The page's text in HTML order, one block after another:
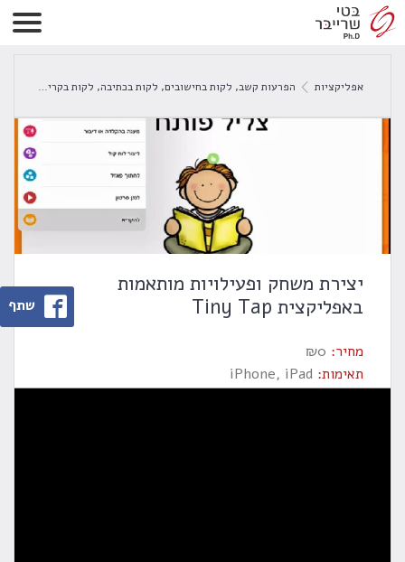
אפליקציות הפרעות קשב, לקות בחישובים, לקות בכתיבה, לקות בקריאה
יצירת משחק ופעילויות מותאמות
באפליקצית Tiny Tap
מחיר: ₪0
תאימות: iPhone, iPad
שתף